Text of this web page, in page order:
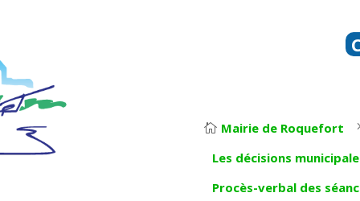
 Mairie de Roquefort
Les décisions
Procès-verbal des